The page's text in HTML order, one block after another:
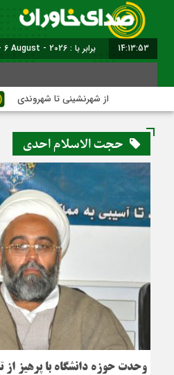
14:13:53 برابر با : Thursday - 6 August - 2026
از شهرنشینی تا شهروندی
حجت الاسلام احدی
وحدت حوزه دانشگاه با پرهیز